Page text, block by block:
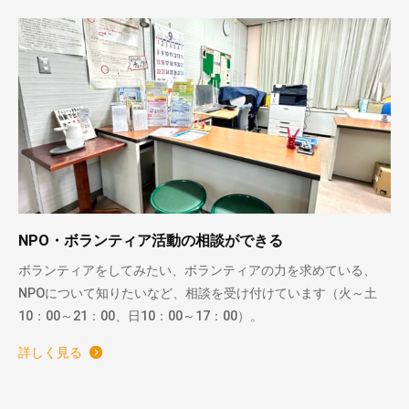
NPO・ボランティア活動の相談ができる
ボランティアをしてみたい、ボランティアの力を求めている、
NPOについて知りたいなど、相談を受け付けています（火～土
10：00～21：00、日10：00～17：00）。
詳しく見る